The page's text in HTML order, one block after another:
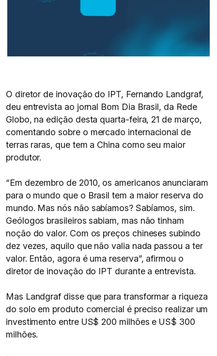
O diretor de inovação do IPT, Fernando Landgraf,
deu entrevista ao jornal Bom Dia Brasil, da Rede
Globo, na edição desta quarta-feira, 21 de março,
comentando sobre o mercado internacional de
terras raras, que tem a China como seu maior
produtor.
“Em dezembro de 2010, os americanos anunciaram
para o mundo que o Brasil tem a maior reserva do
mundo. Mas nós não sabíamos? Sabíamos, sim.
Geólogos brasileiros sabiam, mas não tinham
noção do valor. Com os preços chineses subindo
dez vezes, aquilo que não valia nada passou a ter
valor. Então, agora é uma reserva”, afirmou o
diretor de inovação do IPT durante a entrevista.
Mas Landgraf disse que para transformar a riqueza
do solo em produto comercial é preciso realizar um
investimento entre US$ 200 milhões e US$ 300
milhões.